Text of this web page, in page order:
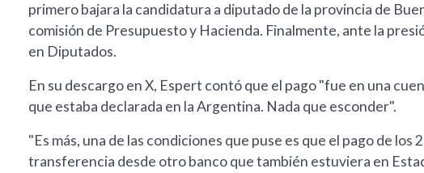
primero bajara la candidatura a diputado de la provincia de
comisión de Presupuesto y Hacienda. Finalmente, ante la
en Diputados.
En su descargo en X, Espert contó que el pago "fue en una
que estaba declarada en la Argentina. Nada que esconder".
"Es más, una de las condiciones que puse es que el pago de
transferencia desde otro banco que también estuviera en